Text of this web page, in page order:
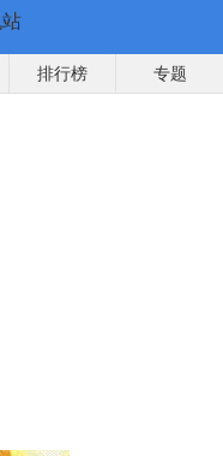
排行榜 专题